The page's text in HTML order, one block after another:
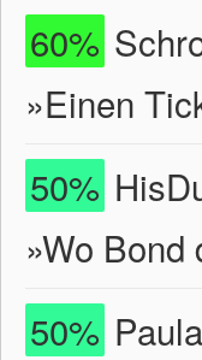
60%
»Einen
50%
»Wo
50% Paula